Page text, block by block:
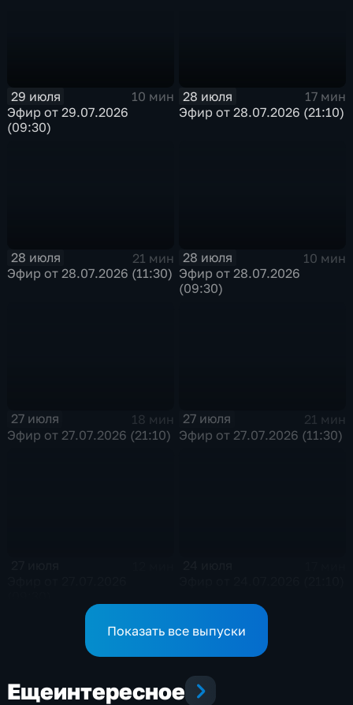
29 июля
10 мин
Эфир от 29.07.2026
(09:30)
28 июля
17 мин
Эфир от 28.07.2026 (21:10)
28 июля
21 мин
Эфир от 28.07.2026 (11:30)
28 июля
10 мин
Эфир от 28.07.2026
(09:30)
27 июля
18 мин
Эфир от 27.07.2026 (21:10)
27 июля
21 мин
Эфир от 27.07.2026 (11:30)
Показать все выпуски
Ещеинтересное